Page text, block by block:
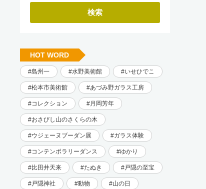
HOT WORD
島州一 水野美術館 いせひでこ
松本市美術館 あづみ野ガラス工房
コレクション 月岡芳年
おさびし山のさくらの木
ウジェーヌブーダン展 ガラス体験
コンテンポラリーダンス ゆかり
比田井天来 たぬき 戸隠の至宝
戸隠神社 動物 山の日